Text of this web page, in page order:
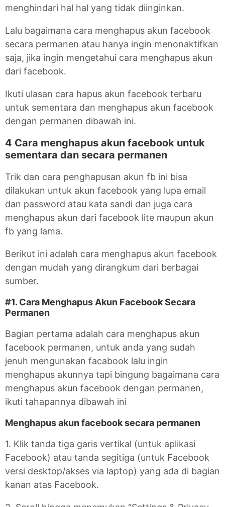
menghindari hal hal yang tidak diinginkan.
Lalu bagaimana cara menghapus akun facebook
secara permanen atau hanya ingin menonaktifkan
saja, jika ingin mengetahui cara menghapus akun
dari facebook.
Ikuti ulasan cara hapus akun facebook terbaru
untuk sementara dan menghapus akun facebook
dengan permanen dibawah ini.
4 Cara menghapus akun facebook untuk
sementara dan secara permanen
Trik dan cara penghapusan akun fb ini bisa
dilakukan untuk akun facebook yang lupa email
dan password atau kata sandi dan juga cara
menghapus akun dari facebook lite maupun akun
fb yang lama.
Berikut ini adalah cara menghapus akun facebook
dengan mudah yang dirangkum dari berbagai
sumber.
#1. Cara Menghapus Akun Facebook Secara
Permanen
Bagian pertama adalah cara menghapus akun
facebook permanen, untuk anda yang sudah
jenuh mengunakan facabook lalu ingin
menghapus akunnya tapi bingung bagaimana cara
menghapus akun facebook dengan permanen,
ikuti tahapannya dibawah ini
Menghapus akun facebook secara permanen
1. Klik tanda tiga garis vertikal (untuk aplikasi
Facebook) atau tanda segitiga (untuk Facebook
versi desktop/akses via laptop) yang ada di bagian
kanan atas Facebook.